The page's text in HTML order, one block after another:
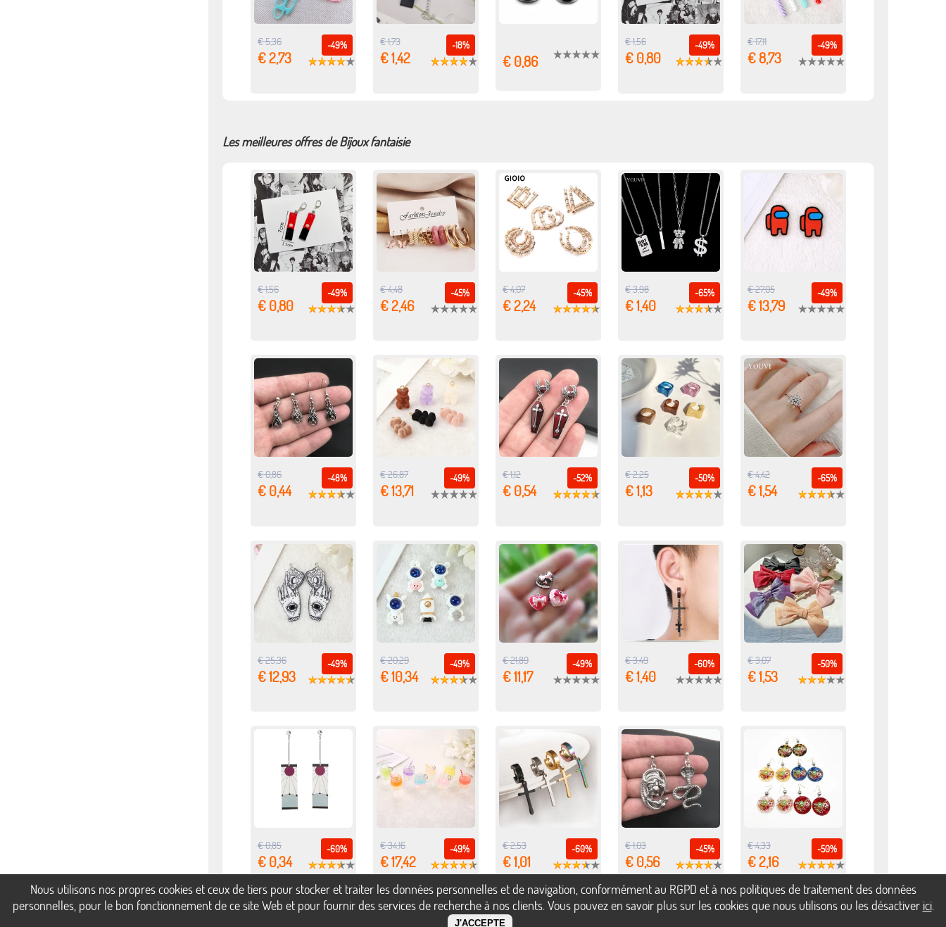
-49%
€ 5,36
€ 2,73
-18%
€ 1,73
€ 1,42 € 0,86
-49%
€ 1,56
€ 0,80
-49%
€ 17,11
€ 8,73
Les meilleures offres de Bijoux fantaisie
-49%
€ 1,56
€ 0,80
-45%
€ 4,48
€ 2,46
-45%
€ 4,07
€ 2,24
-65%
€ 3,98
€ 1,40
-49%
€ 27,05
€ 13,79
-48%
€ 0,86
€ 0,44
-49%
€ 26,87
€ 13,71
-52%
€ 1,12
€ 0,54
-50%
€ 2,25
€ 1,13
-65%
€ 4,42
€ 1,54
-49%
€ 25,36
€ 12,93
-49%
€ 20,29
€ 10,34
-49%
€ 21,89
€ 11,17
-60%
€ 3,49
€ 1,40
-50%
€ 3,07
€ 1,53
-60%
€ 0,85
€ 0,34
-49%
€ 34,16
€ 17,42
-60%
€ 2,53
€ 1,01
-45%
€ 1,03
€ 0,56
-50%
€ 4,33
€ 2,16
Nous utilisons nos propres cookies et ceux de tiers pour stocker et traiter les données personnelles et de navigation, conformément au RGPD et à nos politiques de traitement des données
personnelles, pour le bon fonctionnement de ce site Web et pour fournir des services de recherche à nos clients. Vous pouvez en savoir plus sur les cookies que nous utilisons ou les désactiver ici.
J'ACCEPTE